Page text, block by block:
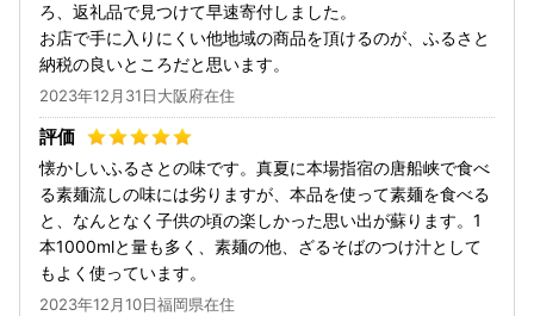
ろ、返礼品で見つけて早速寄付しました。
お店で手に入りにくい他地域の商品を頂けるのが、ふるさと
納税の良いところだと思います。
2023年12月31日大阪府在住
懐かしいふるさとの味です。真夏に本場指宿の唐船峡で食べ
る素麺流しの味には劣りますが、本品を使って素麺を食べる
と、なんとなく子供の頃の楽しかった思い出が蘇ります。1
本1000mlと量も多く、素麺の他、ざるそばのつけ汁として
もよく使っています。
2023年12月10日福岡県在住